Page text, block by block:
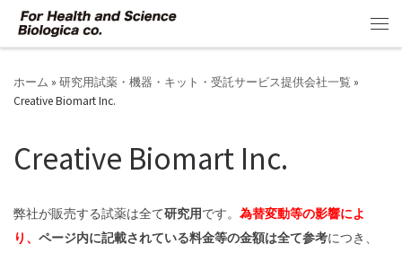
コンテンツへスキップ
ホーム » 研究用試薬・機器・キット・受託サービス提供会社一覧 »
Creative Biomart Inc.
Creative Biomart Inc.
弊社が販売する試薬は全て研究用です。 為替変動等の影響によ
り、 ページ内に記載されている料金等の金額は全て参考につき、